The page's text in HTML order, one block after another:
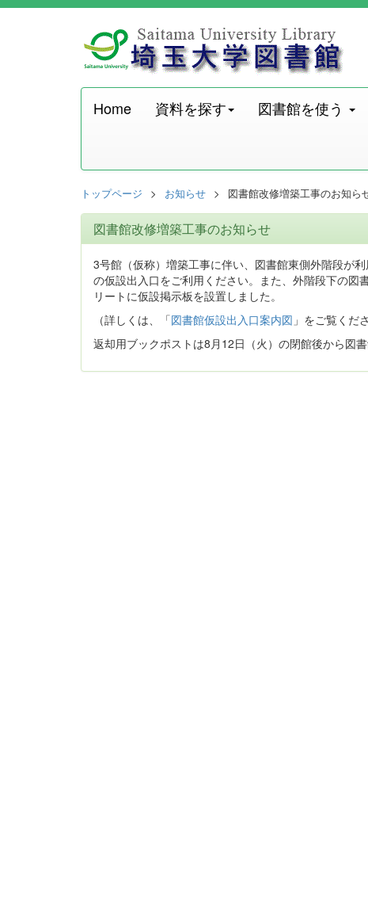
Home 資料を探す 図書館を使う
トップページ お知らせ 図書館改修増築工事のお知ら
図書館改修増築工事のお知らせ
3号館（仮称）増築工事に伴い、図書館東側外階段が
の仮設出入口をご利用ください。また、外階段下の図
リートに仮設掲示板を設置しました。
（詳しくは、「図書館仮設出入口案内図 」をご覧くだ
返却用ブックポストは8月12日（火）の閉館後から図